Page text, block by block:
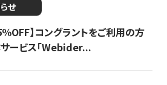
せ
OFF】コングラントをご利用の方
ービス「Webider...